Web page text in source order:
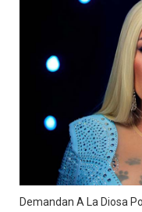
Demandan A La Diosa